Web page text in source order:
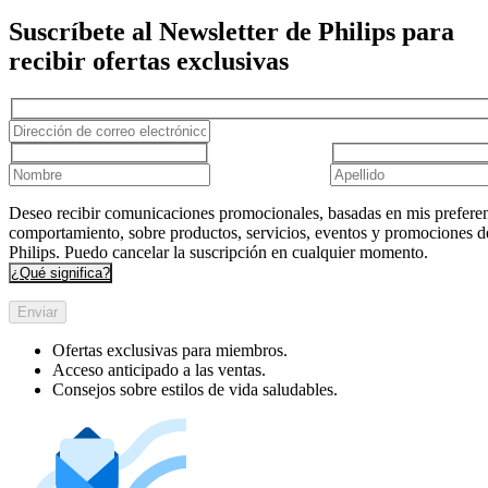
Suscríbete al Newsletter de Philips para
recibir ofertas exclusivas
Deseo recibir comunicaciones promocionales, basadas en mis
comportamiento, sobre productos, servicios, eventos y promociones
Philips. Puedo cancelar la suscripción en cualquier momento.
¿Qué significa?
Enviar
Ofertas exclusivas para miembros.
Acceso anticipado a las ventas.
Consejos sobre estilos de vida saludables.